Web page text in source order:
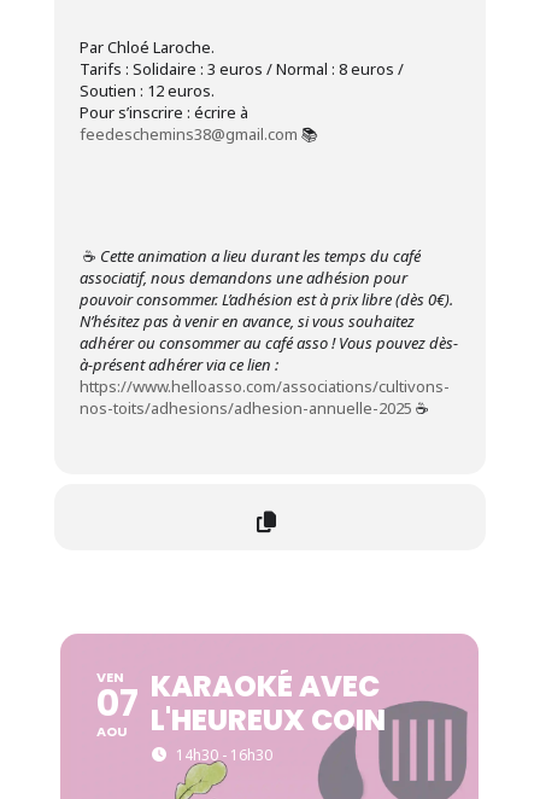
Par Chloé Laroche.
Tarifs : Solidaire : 3 euros / Normal : 8 euros /
Soutien : 12 euros.
Pour s’inscrire : écrire à
feedeschemins38@gmail.com 📚
☕ Cette animation a lieu durant les temps du café
associatif, nous demandons une adhésion pour
pouvoir consommer. L’adhésion est à prix libre (dès 0€).
N’hésitez pas à venir en avance, si vous souhaitez
adhérer ou consommer au café asso ! Vous pouvez dès-
à-présent adhérer via ce lien :
https://www.helloasso.com/associations/cultivons-
nos-toits/adhesions/adhesion-annuelle-2025 ☕
VEN
07
AOU
KARAOKÉ AVEC
L'HEUREUX COIN
14h30 - 16h30